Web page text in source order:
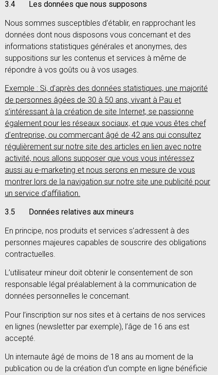
3.4 Les données que nous supposons
Nous sommes susceptibles d’établir, en rapprochant les
données dont nous disposons vous concernant et des
informations statistiques générales et anonymes, des
suppositions sur les contenus et services à même de
répondre à vos goûts ou à vos usages.
Exemple : Si, d’après des données statistiques, une majorité
de personnes âgées de 30 à 50 ans, vivant à Pau et
s’intéressant à la création de site Internet, se passionne
également pour les réseaux sociaux, et que vous êtes chef
d’entreprise, ou commerçant âgé de 42 ans qui consultez
régulièrement sur notre site des articles en lien avec notre
activité, nous allons supposer que vous vous intéressez
aussi au e-marketing et nous serons en mesure de vous
montrer lors de la navigation sur notre site une publicité pour
un service d’affiliation.
3.5 Données relatives aux mineurs
En principe, nos produits et services s’adressent à des
personnes majeures capables de souscrire des obligations
contractuelles.
L’utilisateur mineur doit obtenir le consentement de son
responsable légal préalablement à la communication de
données personnelles le concernant.
Pour l’inscription sur nos sites et à certains de nos services
en lignes (newsletter par exemple), l’âge de 16 ans est
accepté.
Un internaute âgé de moins de 18 ans au moment de la
publication ou de la création d’un compte en ligne bénéficie